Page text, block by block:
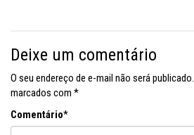
Deixe um comentário
O seu endereço de e-mail não será publicado.
marcados com *
Comentário*